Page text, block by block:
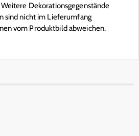
Dekorationsgegenstände
sind nicht im Lieferumfang
vom Produktbild abweichen.